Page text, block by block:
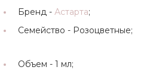
Бренд - Астарта;
Семейство - Розоцветные;
Объем - 1 мл;